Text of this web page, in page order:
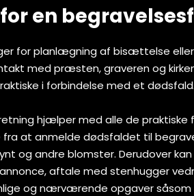
en
for planlægning af bisættelse
med præsten, graveren og
i forbindelse med et dødsfald.
hjælper med alle de praktiske
fra at anmelde dødsfaldet til
og andre blomster. Derudover
aftale med stenhugger
og nærværende opgaver